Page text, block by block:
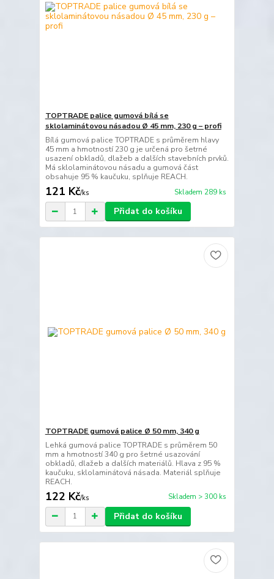
TOPTRADE palice gumová bílá se
sklolaminátovou násadou Ø 45 mm, 230 g – profi
Bílá gumová palice TOPTRADE s průměrem hlavy
45 mm a hmotností 230 g je určená pro šetrné
usazení obkladů, dlažeb a dalších stavebních prvků.
Má sklolaminátovou násadu a gumová část
obsahuje 95 % kaučuku, splňuje REACH.
121 Kč/ks Skladem 289 ks
Přidat do košíku
TOPTRADE gumová palice Ø 50 mm, 340 g
Lehká gumová palice TOPTRADE s průměrem 50
mm a hmotností 340 g pro šetrné usazování
obkladů, dlažeb a dalších materiálů. Hlava z 95 %
kaučuku, sklolaminátová násada. Materiál splňuje
REACH.
122 Kč/ks Skladem > 300 ks
Přidat do košíku